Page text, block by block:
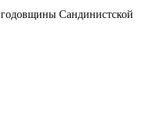
годовщины Сандинистской